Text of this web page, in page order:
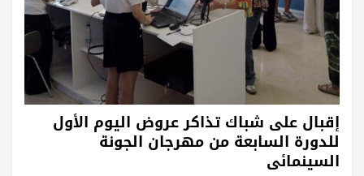
إقبال على شباك تذاكر عروض اليوم الأول
للدورة السابعة من مهرجان الجونة
السينمائي